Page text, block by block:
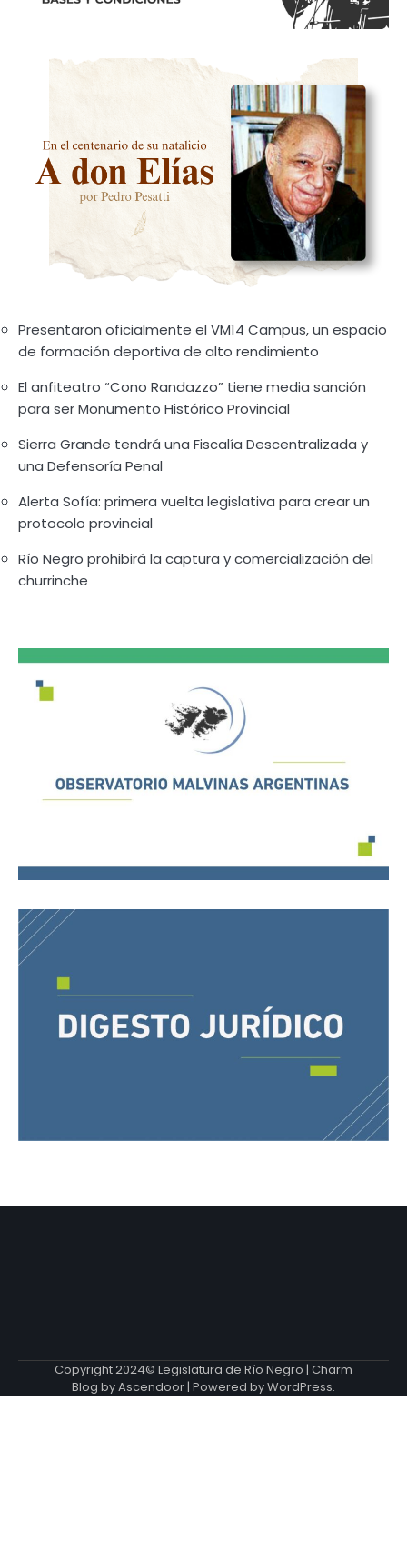
Presentaron oficialmente el VM14 Campus, un espacio
de formación deportiva de alto rendimiento
El anfiteatro “Cono Randazzo” tiene media sanción
para ser Monumento Histórico Provincial
Sierra Grande tendrá una Fiscalía Descentralizada y
una Defensoría Penal
Alerta Sofía: primera vuelta legislativa para crear un
protocolo provincial
Río Negro prohibirá la captura y comercialización del
churrinche
Copyright 2024© Legislatura de Río Negro | Charm
Blog byAscendoor| Powered byWordPress.